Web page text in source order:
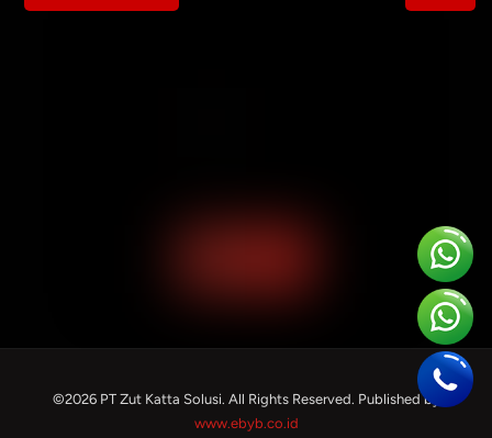
©2026 PT Zut Katta Solusi. All Rights Reserved. Published by
www.ebyb.co.id